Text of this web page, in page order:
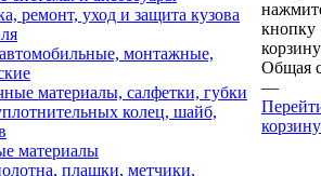
ремонт, уход и защита кузова
монтажные,
материалы, салфетки, губки
колец, шайб,
материалы
плашки, метчики,
кнопку
Общая
—
корзину